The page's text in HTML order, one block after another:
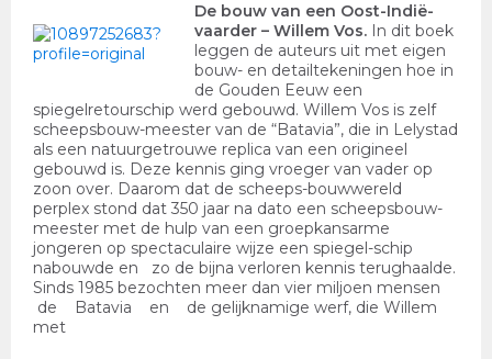
De bouw van een Oost-Indië-
vaarder – Willem Vos. In dit boek
leggen de auteurs uit met eigen
bouw- en detailtekeningen hoe in
de Gouden Eeuw een
spiegelretourschip werd gebouwd. Willem Vos is zelf
scheepsbouw-meester van de “Batavia”, die in Lelystad
als een natuurgetrouwe replica van een origineel
gebouwd is. Deze kennis ging vroeger van vader op
zoon over. Daarom dat de scheeps-bouwwereld
perplex stond dat 350 jaar na dato een scheepsbouw-
meester met de hulp van een groepkansarme
jongeren op spectaculaire wijze een spiegel-schip
nabouwde en zo de bijna verloren kennis terughaalde.
Sinds 1985 bezochten meer dan vier miljoen mensen
de Batavia en de gelijknamige werf, die Willem
met